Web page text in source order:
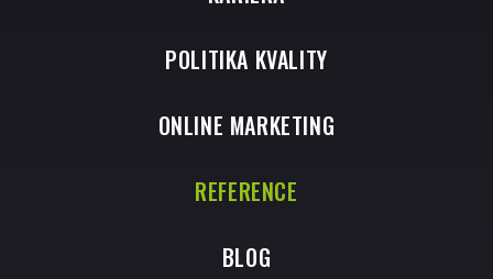
POLITIKA KVALITY
ONLINE MARKETING
REFERENCE
BLOG